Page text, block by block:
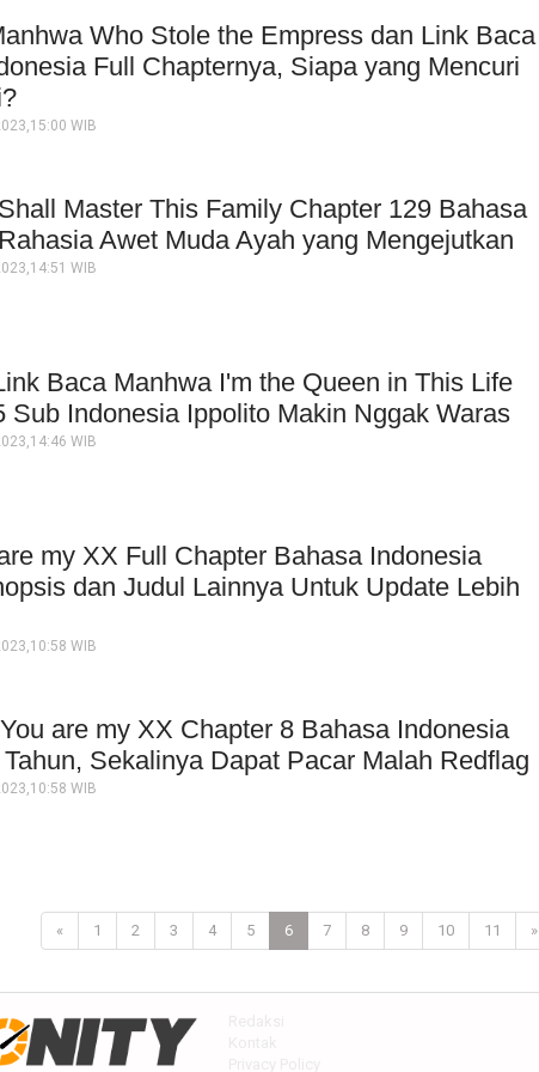
Who Stole the Empress dan Link Baca
Full Chapternya, Siapa yang Mencuri
WIB
Master This Family Chapter 129 Bahasa
Awet Muda Ayah yang Mengejutkan
WIB
Baca Manhwa I'm the Queen in This Life
Sub Indonesia Ippolito Makin Nggak Waras
WIB
my XX Full Chapter Bahasa Indonesia
dan Judul Lainnya Untuk Update Lebih
WIB
are my XX Chapter 8 Bahasa Indonesia
Sekalinya Dapat Pacar Malah Redflag
WIB
« 1 2 3 4 5 6 7 8 9 10 11 »